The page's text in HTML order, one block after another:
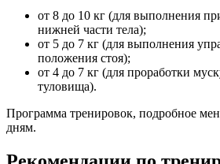
от 8 до 10 кг (для выполнения
нижней части тела);
от 5 до 7 кг (для выполнения
положения стоя);
от 4 до 7 кг (для проработки
туловища).
Программа тренировок, подробное
дням.